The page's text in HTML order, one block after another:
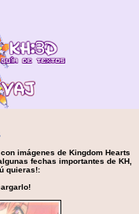
imágenes de Kingdom Hearts
fechas importantes de KH,
quieras!: